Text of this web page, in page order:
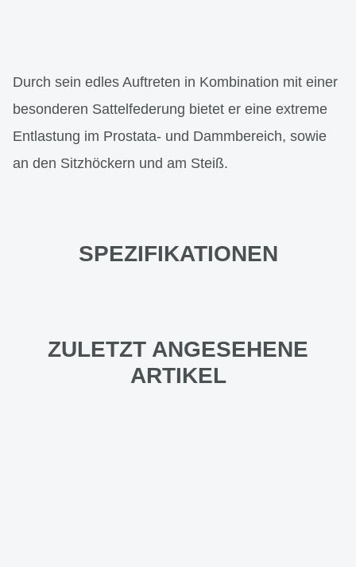
Durch sein edles Auftreten in Kombination mit einer
besonderen Sattelfederung bietet er eine extreme
Entlastung im Prostata- und Dammbereich, sowie
an den Sitzhöckern und am Steiß.
SPEZIFIKATIONEN
ZULETZT ANGESEHENE
ARTIKEL